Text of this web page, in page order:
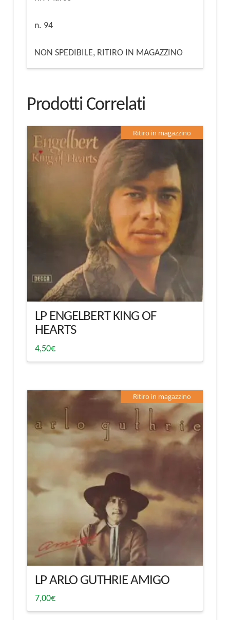
n. 94
NON SPEDIBILE, RITIRO IN MAGAZZINO
Prodotti Correlati
Ritiro in magazzino
LP ENGELBERT KING OF
HEARTS
4,50€
Ritiro in magazzino
LP ARLO GUTHRIE AMIGO
7,00€